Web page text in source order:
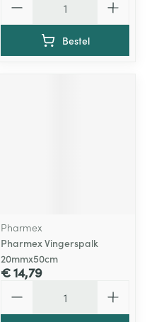
Bestel
Pharmex
Pharmex Vingerspalk
20mmx50cm
€ 14,79